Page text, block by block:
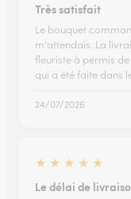
Très satisfait
Le bouquet
m'attendais. La
fleuriste à permis
qui a été faite dans
24/07/2026
★ ★ ★ ★ ★
Le délai de